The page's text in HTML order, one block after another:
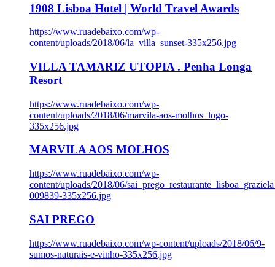
1908 Lisboa Hotel | World Travel Awards
https://www.ruadebaixo.com/wp-
content/uploads/2018/06/la_villa_sunset-335x256.jpg
VILLA TAMARIZ UTOPIA . Penha Longa
Resort
https://www.ruadebaixo.com/wp-
content/uploads/2018/06/marvila-aos-molhos_logo-
335x256.jpg
MARVILA AOS MOLHOS
https://www.ruadebaixo.com/wp-
content/uploads/2018/06/
009839-335x256.jpg
SAI PREGO
https://www.ruadebaixo.com/wp-content/uploads/2018/06/9-
sumos-naturais-e-vinho-335x256.jpg